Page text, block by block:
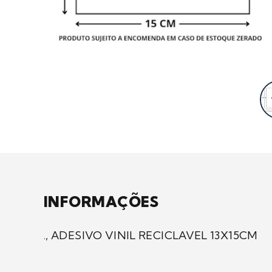
INFORMAÇÕES
., ADESIVO VINIL RECICLAVEL 13X15CM